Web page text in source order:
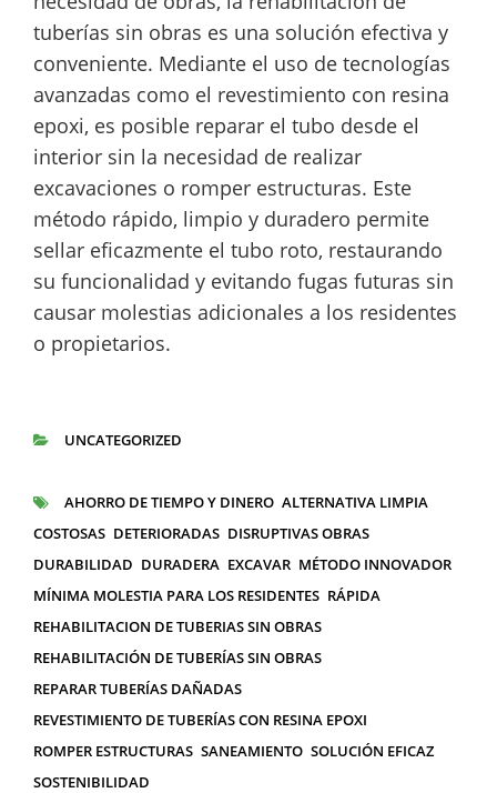
tuberías sin obras es una solución efectiva y
conveniente. Mediante el uso de tecnologías
avanzadas como el revestimiento con resina
epoxi, es posible reparar el tubo desde el
interior sin la necesidad de realizar
excavaciones o romper estructuras. Este
método rápido, limpio y duradero permite
sellar eficazmente el tubo roto, restaurando
su funcionalidad y evitando fugas futuras sin
causar molestias adicionales a los residentes
o propietarios.
UNCATEGORIZED
ETIQUETAS
AHORRO DE TIEMPO Y DINERO ALTERNATIVA LIMPIA
COSTOSAS DETERIORADAS DISRUPTIVAS OBRAS
DURABILIDAD DURADERA EXCAVAR MÉTODO INNOVADOR
MÍNIMA MOLESTIA PARA LOS RESIDENTES RÁPIDA
REHABILITACION DE TUBERIAS SIN OBRAS
REHABILITACIÓN DE TUBERÍAS SIN OBRAS
REPARAR TUBERÍAS DAÑADAS
REVESTIMIENTO DE TUBERÍAS CON RESINA EPOXI
ROMPER ESTRUCTURAS SANEAMIENTO SOLUCIÓN EFICAZ
SOSTENIBILIDAD